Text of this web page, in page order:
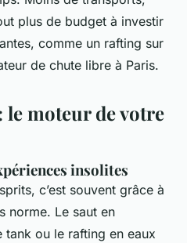
plus de budget à investir
comme un rafting sur
de chute libre à Paris.
le moteur de votre
insolites
c’est souvent grâce à
norme. Le saut en
ou le rafting en eaux